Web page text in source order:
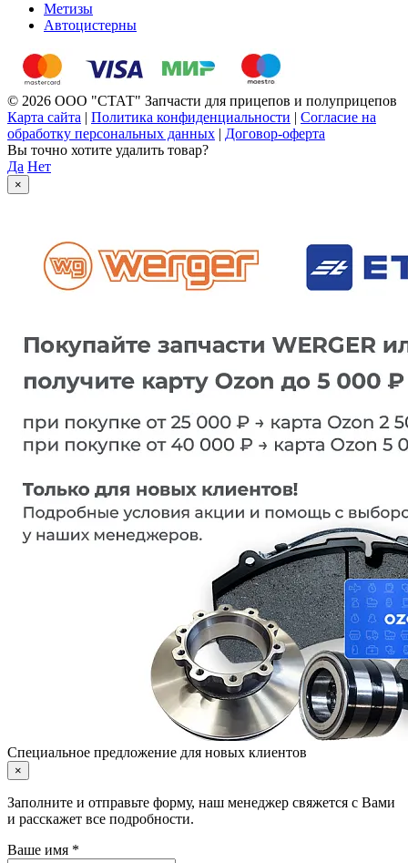
Метизы
Автоцистерны
© 2026 ООО "СТАТ" Запчасти для прицепов и полуприцепов
Карта сайта | Политика конфиденциальности | Согласие на
обработку персональных данных | Договор-оферта
Вы точно хотите удалить товар?
Да Нет
×
Специальное предложение для новых клиентов
×
Заполните и отправьте форму, наш менеджер свяжется с Вами
и расскажет все подробности.
Ваше имя *